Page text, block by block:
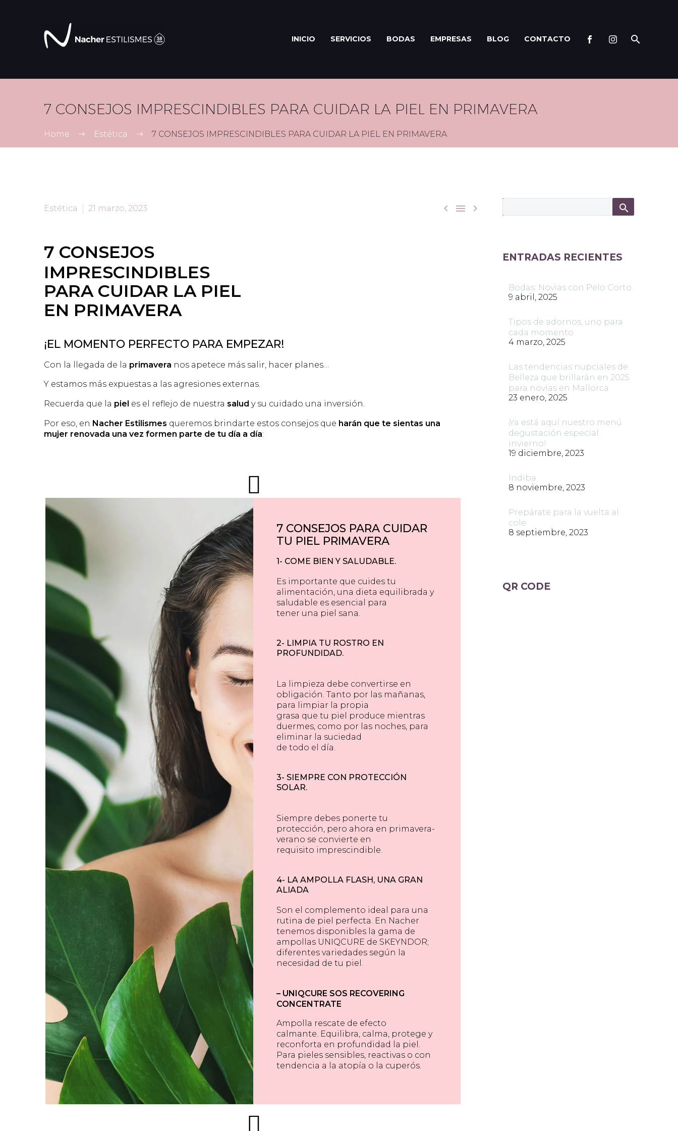
INICIO SERVICIOS BODAS EMPRESAS BLOG CONTACTO
7 CONSEJOS IMPRESCINDIBLES PARA CUIDAR LA PIEL EN PRIMAVERA
Home Estética 7 CONSEJOS IMPRESCINDIBLES PARA CUIDAR LA PIEL EN PRIMAVERA
  
Estética 21 marzo, 2023
7 CONSEJOS
IMPRESCINDIBLES
PARA CUIDAR LA PIEL
EN PRIMAVERA
¡EL MOMENTO PERFECTO PARA EMPEZAR!
Con la llegada de la primavera nos apetece más salir, hacer planes…
Y estamos más expuestas a las agresiones externas.
Recuerda que la piel es el reflejo de nuestra salud y su cuidado una inversión.
Por eso, en Nacher Estilismes queremos brindarte estos consejos que harán que te sientas una
mujer renovada una vez formen parte de tu día a día:


7 CONSEJOS PARA CUIDAR
TU PIEL PRIMAVERA
1- COME BIEN Y SALUDABLE.
Es importante que cuides tu
alimentación, una dieta equilibrada y
saludable es esencial para
tener una piel sana.
2- LIMPIA TU ROSTRO EN
PROFUNDIDAD.
La limpieza debe convertirse en
obligación. Tanto por las mañanas,
para limpiar la propia
grasa que tu piel produce mientras
duermes, como por las noches, para
eliminar la suciedad
de todo el día.
3- SIEMPRE CON PROTECCIÓN
SOLAR.
Siempre debes ponerte tu
protección, pero ahora en primavera-
verano se convierte en
requisito imprescindible.
4- LA AMPOLLA FLASH, UNA GRAN
ALIADA
Son el complemento ideal para una
rutina de piel perfecta. En Nacher
tenemos disponibles la gama de
ampollas UNIQCURE de SKEYNDOR;
diferentes variedades según la
necesidad de tu piel.
– UNIQCURE SOS RECOVERING
CONCENTRATE
Ampolla rescate de efecto
calmante. Equilibra, calma, protege y
reconforta en profundidad la piel.
Para pieles sensibles, reactivas o con
tendencia a la atopía o la cuperós.


ENTRADAS RECIENTES
Bodas: Novias con Pelo Corto
9 abril, 2025
Tipos de adornos, uno para
cada momento
4 marzo, 2025
Las tendencias nupciales de
Belleza que brillarán en 2025
para novias en Mallorca
23 enero, 2025
¡Ya está aquí nuestro menú
degustación especial
invierno!
19 diciembre, 2023
Indiba
8 noviembre, 2023
Prepárate para la vuelta al
cole
8 septiembre, 2023
QR CODE